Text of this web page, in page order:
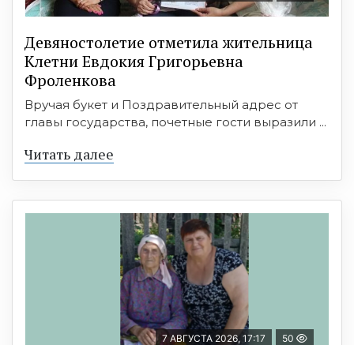
Девяностолетие отметила жительница
Клетни Евдокия Григорьевна
Фроленкова
Вручая букет и Поздравительный адрес от
главы государства, почетные гости выразили ...
Читать далее
7 АВГУСТА 2026, 17:17 50